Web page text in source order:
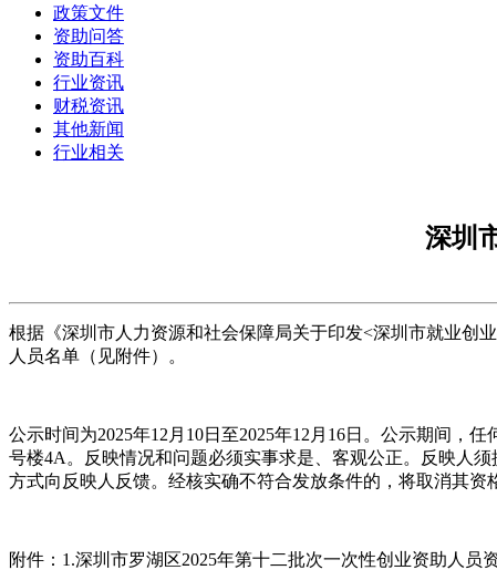
政策文件
资助问答
资助百科
行业资讯
财税资讯
其他新闻
行业相关
深圳
根据《深圳市人力资源和社会保障局关于印发<深圳市就业创
人员名单（见附件）。
公示时间为2025年12月10日至2025年12月16日。公示期间，
号楼4A。反映情况和问题必须实事求是、客观公正。反映人
方式向反映人反馈。经核实确不符合发放条件的，将取消其资
附件：1.深圳市罗湖区2025年第十二批次一次性创业资助人员